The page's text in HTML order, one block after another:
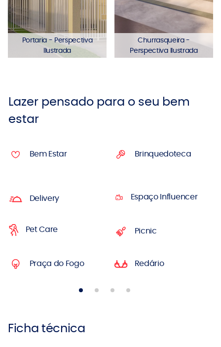
Portaria - Perspectiva
Ilustrada
Churrasqueira -
Perspectiva Ilustrada
Lazer pensado para o seu bem
estar
Bem Estar Brinquedoteca
Delivery Espaço Influencer
Pet Care Picnic
Praça do Fogo Redário
Ficha técnica